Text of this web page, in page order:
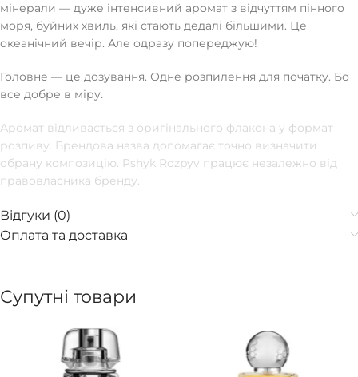
мінерали — дуже інтенсивний аромат з відчуттям пінного
моря, буйних хвиль, які стають дедалі більшими. Це
океанічний вечір. Але одразу попереджую!
Головне — це дозування. Одне розпилення для початку. Бо
все добре в міру.
Аромат відливається з оригінального флакона у формат
розпиву. Брендова назва допомагає точно визначити
обрану композицію. Pshyk Rozpyv працює незалежно від
правовласника бренду.
Відгуки (0)
Оплата та доставка
Супутні товари